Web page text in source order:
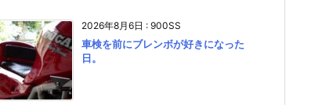
2026年8月6日 : 900SS
車検を前にブレンボが好きになった
日。